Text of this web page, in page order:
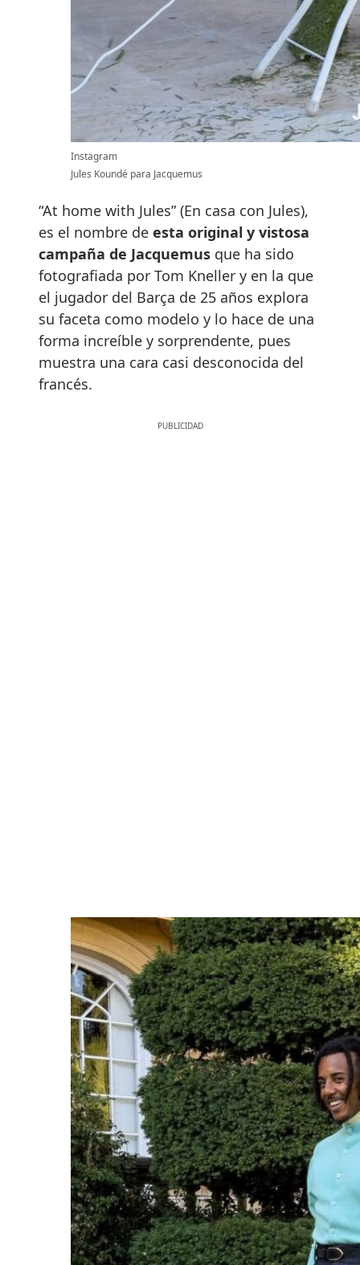
Instagram
Jules Koundé para Jacquemus
“At home with Jules” (En casa con Jules),
es el nombre de esta original y vistosa
campaña de Jacquemus que ha sido
fotografiada por Tom Kneller y en la que
el jugador del Barça de 25 años explora
su faceta como modelo y lo hace de una
forma increíble y sorprendente, pues
muestra una cara casi desconocida del
francés.